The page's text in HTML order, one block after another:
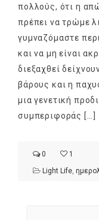
πολλούς, ότι η
πρέπει να τρώμε
γυμναζόμαστε
και να μη είναι
διεξαχθεί
βάρους και η
μια γενετική
συμπεριφοράς […]
0
1
Light Life,